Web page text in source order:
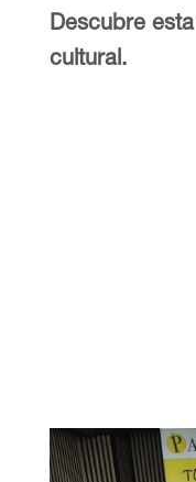
Descubre
cultural.